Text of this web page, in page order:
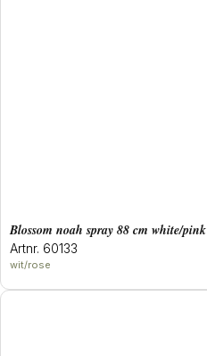
blossom noah spray 88 cm white/pink
Artnr. 60133
wit/rose